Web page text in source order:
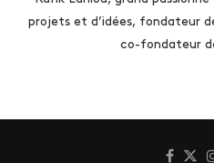
projets et d’idées, fondateur
co-fondateur